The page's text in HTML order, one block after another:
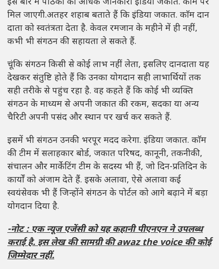
इस बारे में पाठकों को अधिक जानकारी इंडिया जकात. काम पर
मिल जाएगी.अतहर शहाब बताते हैं कि इंडिया जकात. काॅम दान
दाता को स्वतंत्रता देता है. केवल रमजान के महीने में ही नहीं,
कभी भी संगठन की सहायता ले सकते हैं.
चूंकि संगठन किसी से कोई लाभ नहीं लेता, इसलिए दानदाता यह
देखकर संतुष्टि होते हैं कि उनका योगदान सही लाभार्थियों तक
सही तरीके से पहुंच रहा है. वह कहते हैं कि कोई भी व्यक्ति
संगठन के माध्यम से अपनी जकात की रकम, सदका या अन्य
चैरिटी अपनी पसंद और स्थान पर खर्च कर सकते हैं.
इसमें भी संगठन उनकी भरपूर मदद करेगा. इंडिया जकात. काॅम
की टीम में सलाहकार बोर्ड, जकात परिषद, कानूनी, तकनीकी,
संचालन और मार्केटिंग टीम के सदस्य भी हैं, जो दिन-प्रतिदिन के
कार्यों को अंजाम देते हैं. इसके अलावा, ऐसे अलावा कई
स्वयंसेवक भी हैं जिन्होंने संगठन के पोर्टल को आगे बढ़ाने में बड़ा
योगदान दिया है.
-नोट : एक न्यूज एजेंसी को यह कहानी पीएनएन ने उपलब्ध
कराई है. इस लेख की सामग्री की awaz the voice की कोई
जिम्मेदार नहीं.